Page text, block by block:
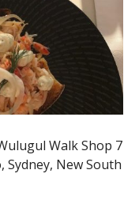
Walk Shop 7
New South